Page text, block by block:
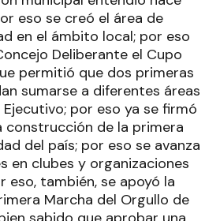
eso se creó el área de
en el ámbito local; por eso
Deliberante el Cupo
permitió que dos primeras
sumarse a diferentes áreas
por eso ya se firmó
construcción de la primera
del país; por eso se avanza
en clubes y organizaciones
eso, también, se apoyó la
Marcha del Orgullo de